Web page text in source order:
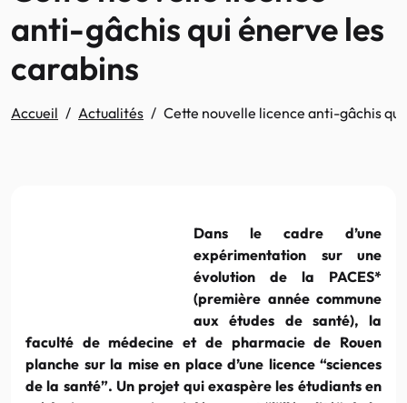
anti-gâchis qui énerve les
carabins
Accueil Actualités Cette nouvelle licence anti-gâchis
Dans le cadre d’une
expérimentation sur une
évolution de la PACES*
(première année commune
aux études de santé), la
faculté de médecine et de pharmacie de Rouen
planche sur la mise en place d’une licence “sciences
de la santé”. Un projet qui exaspère les étudiants en